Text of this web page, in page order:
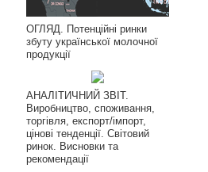
ОГЛЯД. Потенційні ринки
збуту української молочної
продукції
АНАЛІТИЧНИЙ ЗВІТ.
Виробництво, споживання,
торгівля, експорт/імпорт,
цінові тенденції. Світовий
ринок. Висновки та
рекомендації